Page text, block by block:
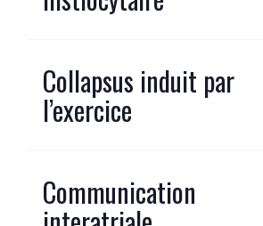
Collapsus induit par
l’exercice
Communication